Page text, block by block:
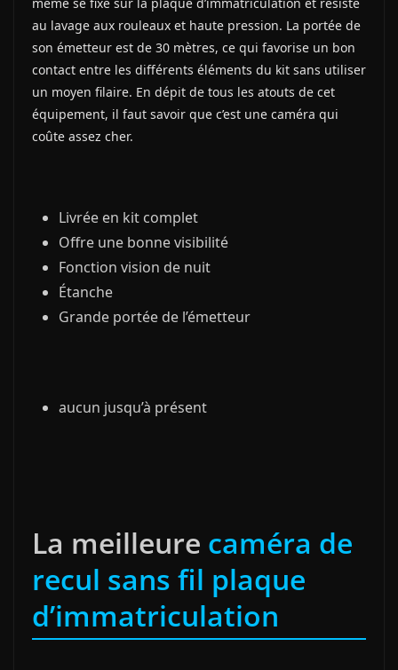
au lavage aux rouleaux et haute pression. La portée de
son émetteur est de 30 mètres, ce qui favorise un bon
contact entre les différents éléments du kit sans utiliser
un moyen filaire. En dépit de tous les atouts de cet
équipement, il faut savoir que c’est une caméra qui
coûte assez cher.
Livrée en kit complet
Offre une bonne visibilité
Fonction vision de nuit
Étanche
Grande portée de l’émetteur
aucun jusqu’à présent
La meilleure caméra de
recul sans fil plaque
d’immatriculation